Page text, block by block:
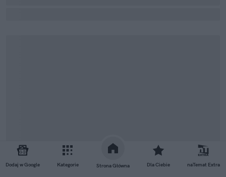
Dodaj w Google Kategorie Strona Główna Dla Ciebie naTemat Extra